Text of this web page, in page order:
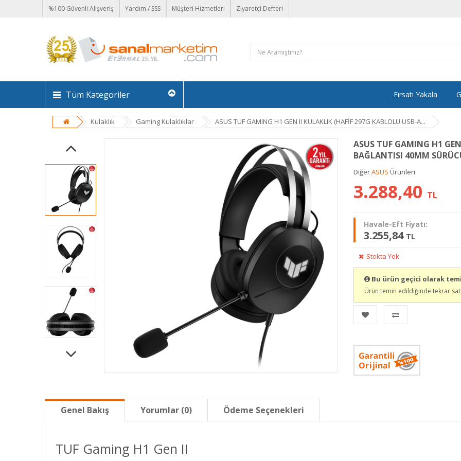
%100 Güvenli Alışveriş Yardım / SSS Müşteri Hizmetleri Ziyaretçi Defteri
Tüm Kategoriler Fırsatı Yakala
Kulaklık Gaming Kulaklıklar ASUS TUF GAMING H1 GEN II KULAKLIK (HAFİF 297G KABLOLU USB-A...
ASUS TUF GAMING H1
BAĞLANTISI 40MM
DiğerASUS Ürünleri
3.288,40 TL
Havale-Eft Fiyatı:
3.255,84 TL
Stokta Yok
Bu ürün geçici olarak
Ürün temin edildiğinde tekrar
Genel Bakış Yorumlar (0) Ödeme Seçenekleri
TUF Gaming H1 Gen II